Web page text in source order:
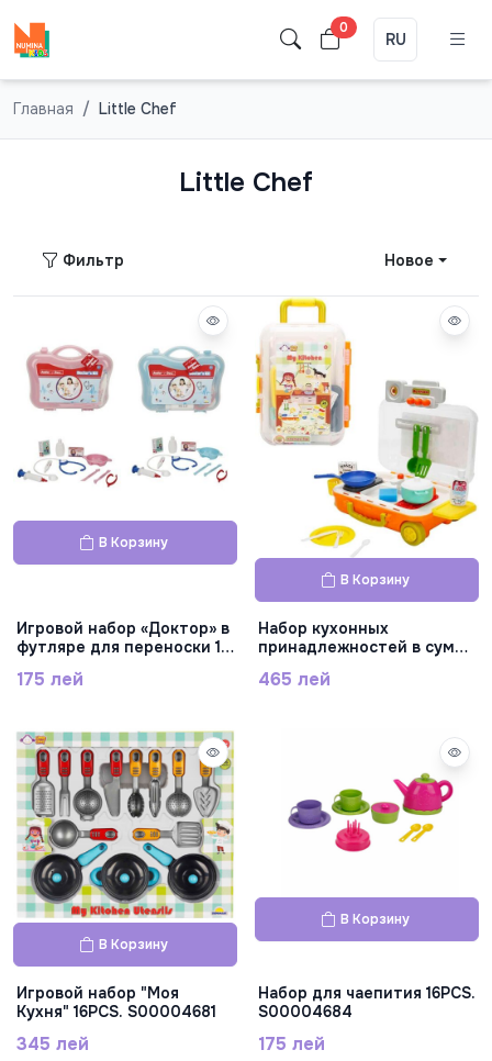
0
RU
Главная Little Chef
Little Chef
Фильтр Новое
В Корзину
Игровой набор «Доктор» в
футляре для переноски 10
S01000140
175 лей
В Корзину
Набор кухонных
принадлежностей в сумке
465 лей
В Корзину
Игровой набор "Моя
Кухня" 16PCS. S00004681
345 лей
В Корзину
Набор для чаепития 16PCS.
S00004684
175 лей